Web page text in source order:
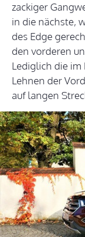
zackiger
in die nächste,
des Edge
den vorderen
Lediglich die im
Lehnen der
auf langen